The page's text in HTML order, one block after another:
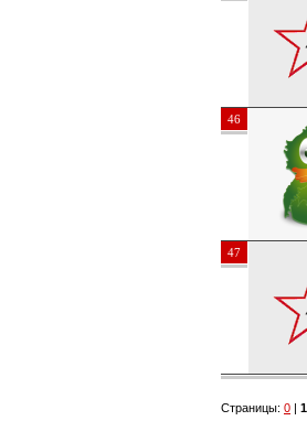
46
47
Страницы: 0 | 1